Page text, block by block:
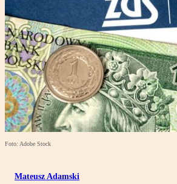
Foto: Adobe Stock
Mateusz Adamski